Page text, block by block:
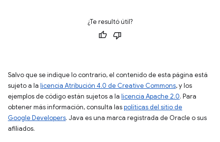
¿Te resultó útil?
Salvo que se indique lo contrario, el contenido de esta página está
sujeto a la licencia Atribución 4.0 de Creative Commons, y los
ejemplos de código están sujetos a la licencia Apache 2.0. Para
obtener más información, consulta laspolíticas del sitio de
Google Developers. Java es una marca registrada de Oracle o sus
afiliados.